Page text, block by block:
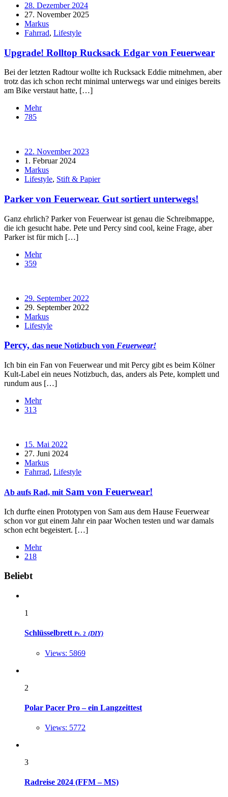
28. Dezember 2024
27. November 2025
Markus
Fahrrad, Lifestyle
Upgrade! Rolltop Rucksack Edgar von Feuerwear
Bei der letzten Radtour wollte ich Rucksack Eddie mitnehmen, aber
trotz das ich schon recht minimal unterwegs war und einiges bereits
am Bike verstaut hatte, […]
Mehr
785
22. November 2023
1. Februar 2024
Markus
Lifestyle, Stift & Papier
Parker von Feuerwear. Gut sortiert unterwegs!
Ganz ehrlich? Parker von Feuerwear ist genau die Schreibmappe,
die ich gesucht habe. Pete und Percy sind cool, keine Frage, aber
Parker ist für mich […]
Mehr
359
29. September 2022
29. September 2022
Markus
Lifestyle
Percy, das neue Notizbuch von Feuerwear!
Ich bin ein Fan von Feuerwear und mit Percy gibt es beim Kölner
Kult-Label ein neues Notizbuch, das, anders als Pete, komplett und
rundum aus […]
Mehr
313
15. Mai 2022
27. Juni 2024
Markus
Fahrrad, Lifestyle
Ab aufs Rad, mit Sam von Feuerwear!
Ich durfte einen Prototypen von Sam aus dem Hause Feuerwear
schon vor gut einem Jahr ein paar Wochen testen und war damals
schon echt begeistert. […]
Mehr
218
Widgets
Beliebt
1
Schlüsselbrett Pt. 2 (DIY)
Views: 5869
2
Polar Pacer Pro – ein Langzeittest
Views: 5772
3
Radreise 2024 (FFM – MS)